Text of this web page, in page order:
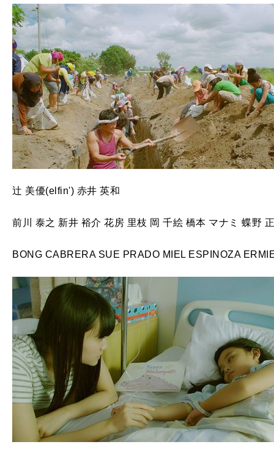
辻 美優(elfin') 赤井 英和
前川 泰之 新井 裕介 花房 里枝 岡 千絵 橋本 マナミ 蝶野
BONG CABRERA SUE PRADO MIEL ESPINOZA